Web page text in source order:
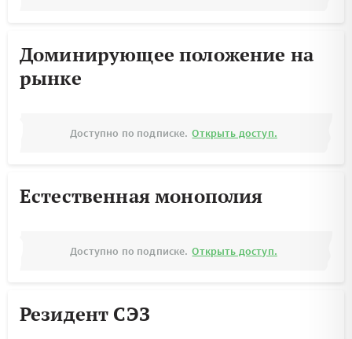
Доминирующее положение на
рынке
Доступно по подписке. Открыть доступ.
Естественная монополия
Доступно по подписке. Открыть доступ.
Резидент СЭЗ